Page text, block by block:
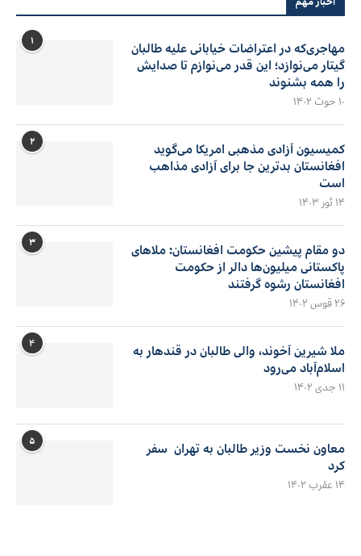
۱
مهاجری‌که در اعتراضات خیابانی علیه طالبان
گیتار می‌نوازد؛ این قدر می‌نوازم تا صدایش
را همه بشنوند
۱۰ حوت ۱۴۰۲
۲
کمیسیون آزادی مذهبی امریکا می‌گوید
افغانستان بدترین جا برای آزادی مذاهب
است
۱۴ ثور ۱۴۰۳
۳
دو مقام پیشین حکومت افغانستان: ملاهای
پاکستانی میلیون‌ها دالر از حکومت
افغانستان رشوه گرفتند
۲۶ قوس ۱۴۰۲
۴
ملا شیرین آخوند، والی طالبان در قندهار به
اسلام‌آباد می‌رود
۱۱ جدی ۱۴۰۲
۵
معاون نخست وزیر طالبان به تهران سفر
کرد
۱۴ عقرب ۱۴۰۲